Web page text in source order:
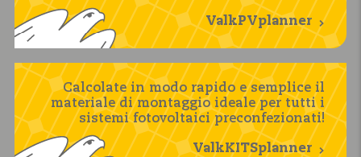
ValkPVplanner
Calcolate in modo rapido e semplice il
materiale di montaggio ideale per tutti i
sistemi fotovoltaici preconfezionati!
ValkKITSplanner